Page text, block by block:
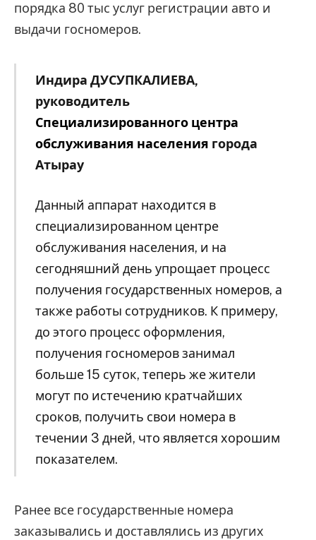
порядка 80 тыс услуг регистрации авто и
выдачи госномеров.
Индира ДУСУПКАЛИЕВА,
руководитель
Специализированного центра
обслуживания населения города
Атырау
Данный аппарат находится в
специализированном центре
обслуживания населения, и на
сегодняшний день упрощает процесс
получения государственных номеров, а
также работы сотрудников. К примеру,
до этого процесс оформления,
получения госномеров занимал
больше 15 суток, теперь же жители
могут по истечению кратчайших
сроков, получить свои номера в
течении 3 дней, что является хорошим
показателем.
Ранее все государственные номера
заказывались и доставлялись из других